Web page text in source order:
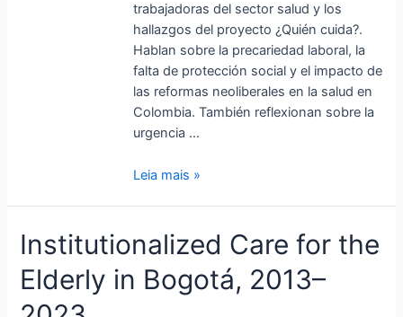
trabajadoras del sector salud y los
hallazgos del proyecto ¿Quién cuida?.
Hablan sobre la precariedad laboral, la
falta de protección social y el impacto de
las reformas neoliberales en la salud en
Colombia. También reflexionan sobre la
urgencia …
Leia mais »
Institutionalized Care for the
Elderly in Bogotá, 2013–
Institutionalized
Care
for